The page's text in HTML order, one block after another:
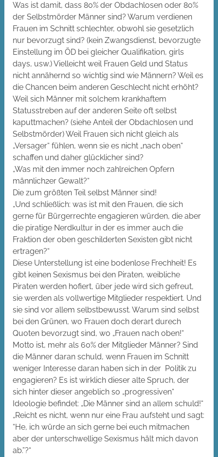
Was ist damit, dass 80% der Obdachlosen oder 80%
der Selbstmörder Männer sind? Warum verdienen
Frauen im Schnitt schlechter, obwohl sie gesetzlich
nur bevorzugt sind? (kein Zwangsdienst, bevorzugte
Einstellung im ÖD bei gleicher Qualifikation, girls
days, usw.) Vielleicht weil Frauen Geld und Status
nicht annähernd so wichtig sind wie Männern? Weil es
die Chancen beim anderen Geschlecht nicht erhöht?
Weil sich Männer mit solchem krankhaftem
Statusstreben auf der anderen Seite oft selbst
kaputtmachen? (siehe Anteil der Obdachlosen und
Selbstmörder) Weil Frauen sich nicht gleich als
„Versager“ fühlen, wenn sie es nicht „nach oben“
schaffen und daher glücklicher sind?
„Was mit den immer noch zahlreichen Opfern
männlich2er Gewalt?“
Die zum größten Teil selbst Männer sind!
„Und schließlich: was ist mit den Frauen, die sich
gerne für Bürgerrechte engagieren würden, die aber
die piratige Nerdkultur in der es immer auch die
Fraktion der oben geschilderten Sexisten gibt nicht
ertragen?“
Diese Unterstellung ist eine bodenlose Frechheit! Es
gibt keinen Sexismus bei den Piraten, weibliche
Piraten werden hofiert, über jede wird sich gefreut,
sie werden als vollwertige Mitglieder respektiert. Und
sie sind vor allem selbstbewusst. Warum sind selbst
bei den Grünen, wo Frauen doch derart durech
Quoten bevorzugt sind, wo „Frauen nach oben!“
Motto ist, mehr als 60% der Mitglieder Männer? Sind
die Männer daran schuld, wenn Frauen im Schnitt
weniger Interesse daran haben sich in der Politik zu
engagieren? Es ist wirklich dieser alte Spruch, der
sich hinter dieser angeblich so „progressiven“
Ideologie befindet: „Die Männer sind an allem schuld!“
„Reicht es nicht, wenn nur eine Frau aufsteht und sagt:
“He, ich würde an sich gerne bei euch mitmachen
aber der unterschwellige Sexismus hält mich davon
ab.”?“